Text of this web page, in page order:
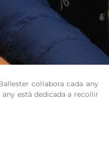
col·labora cada any
està dedicada a recollir